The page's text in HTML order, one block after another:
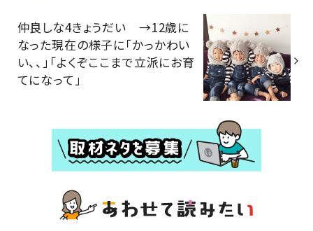
仲良しな4きょうだい →12歳に
なった現在の様子に「かっかわい
い、、」「よくぞここまで立派にお育
てになって」